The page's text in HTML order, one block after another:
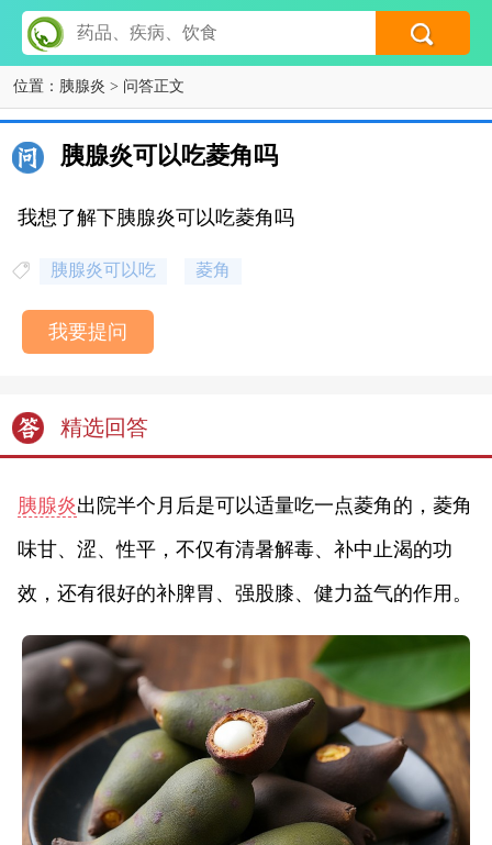
位置： 胰腺炎 > 问答正文
胰腺炎可以吃菱角吗
我想了解下胰腺炎可以吃菱角吗
胰腺炎可以吃 菱角
我要提问
精选回答
胰腺炎出院半个月后是可以适量吃一点菱角的，菱角
味甘、涩、性平，不仅有清暑解毒、补中止渴的功
效，还有很好的补脾胃、强股膝、健力益气的作用。